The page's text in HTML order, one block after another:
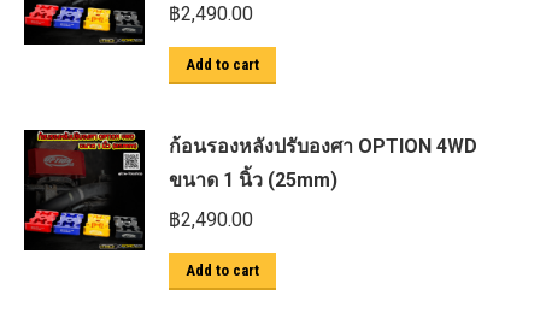
฿2,490.00
Add to cart
ก้อนรองหลังปรับองศา OPTION 4WD
ขนาด 1 นิ้ว (25mm)
฿2,490.00
Add to cart